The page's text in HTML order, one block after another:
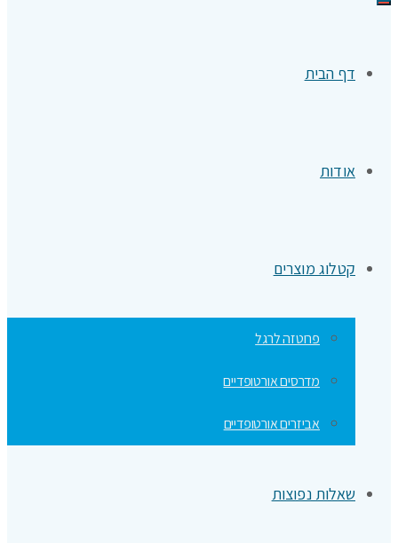
תפריט
דף הבית
אודות
קטלוג מוצרים
פרוטזה לרגל
מדרסים אורטופדיים
אביזרים אורטופדיים
שאלות נפוצות